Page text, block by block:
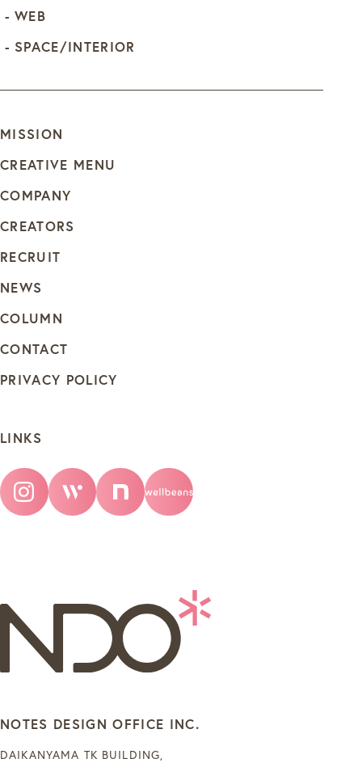
WEB
SPACE/INTERIOR
MISSION
CREATIVE MENU
COMPANY
CREATORS
RECRUIT
NEWS
COLUMN
CONTACT
PRIVACY POLICY
LINKS
NOTES DESIGN OFFICE INC.
DAIKANYAMA TK BUILDING,